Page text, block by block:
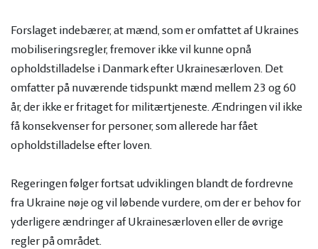
Forslaget indebærer, at mænd, som er omfattet af Ukraines
mobiliseringsregler, fremover ikke vil kunne opnå
opholdstilladelse i Danmark efter Ukrainesærloven. Det
omfatter på nuværende tidspunkt mænd mellem 23 og 60
år, der ikke er fritaget for militærtjeneste. Ændringen vil ikke
få konsekvenser for personer, som allerede har fået
opholdstilladelse efter loven.
Regeringen følger fortsat udviklingen blandt de fordrevne
fra Ukraine nøje og vil løbende vurdere, om der er behov for
yderligere ændringer af Ukrainesærloven eller de øvrige
regler på området.